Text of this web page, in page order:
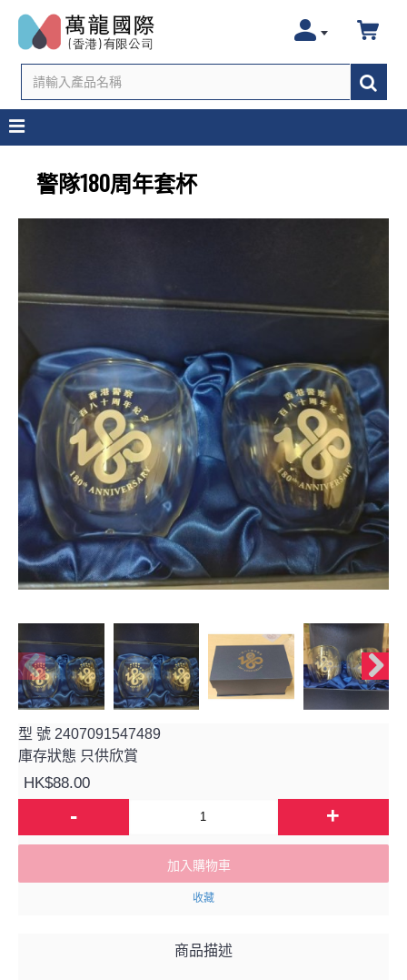
警隊180周年套杯
型 號 2407091547489
庫存狀態 只供欣賞
HK$88.00
- +
加入購物車
收藏
商品描述